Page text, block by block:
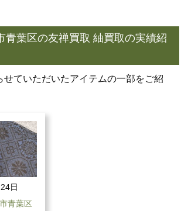
青葉区の友禅買取 紬買取の実績紹
せていただいたアイテムの一部をご紹
日
青葉区